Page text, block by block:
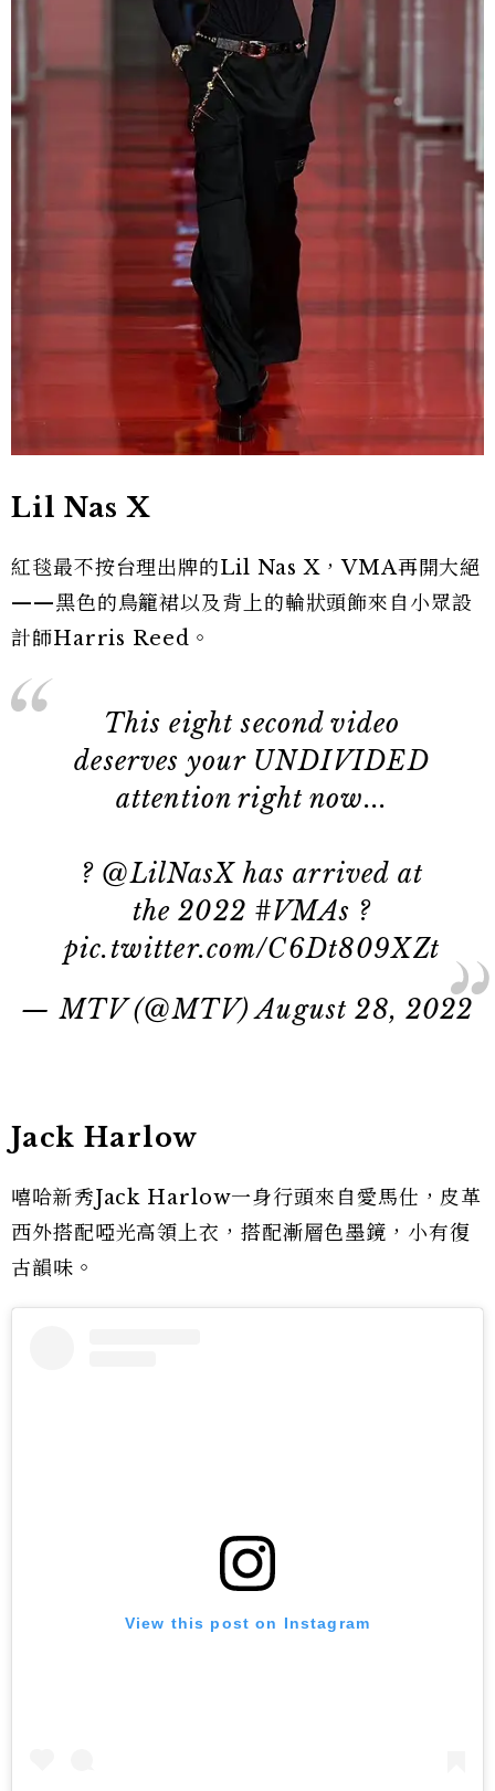
Lil Nas X
紅毯最不按台理出牌的Lil Nas X，VMA再開大絕
——黑色的鳥籠裙以及背上的輪狀頭飾來自小眾設
計師Harris Reed。
This eight second video
deserves your UNDIVIDED
attention right now...
? @LilNasXhas arrived at
the 2022 #VMAs ?
pic.twitter.com/C6Dt809XZt
— MTV (@MTV)August 28, 2022
Jack Harlow
嘻哈新秀Jack Harlow一身行頭來自愛馬仕，皮革
西外搭配啞光高領上衣，搭配漸層色墨鏡，小有復
古韻味。
View this post on Instagram